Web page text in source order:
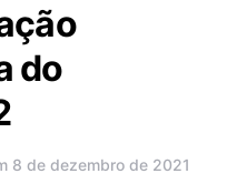
do
8 de dezembro de 2021